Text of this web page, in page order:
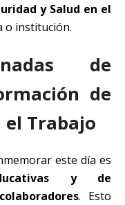
y Salud en el
o institución.
de
de
el Trabajo
este día es
y de
. Esto